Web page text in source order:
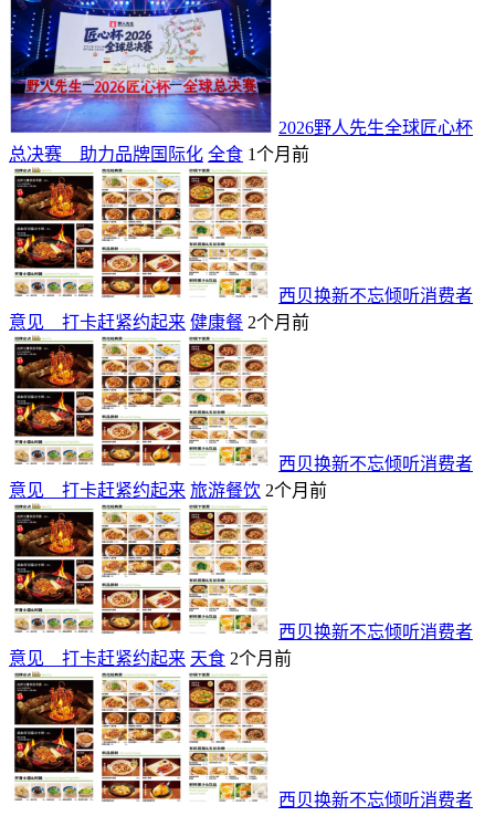
2026野人先生全球匠心杯
总决赛 助力品牌国际化 全食 1个月前
西贝换新不忘倾听消费者
意见 打卡赶紧约起来 健康餐 2个月前
西贝换新不忘倾听消费者
意见 打卡赶紧约起来 旅游餐饮 2个月前
西贝换新不忘倾听消费者
意见 打卡赶紧约起来 天食 2个月前
西贝换新不忘倾听消费者